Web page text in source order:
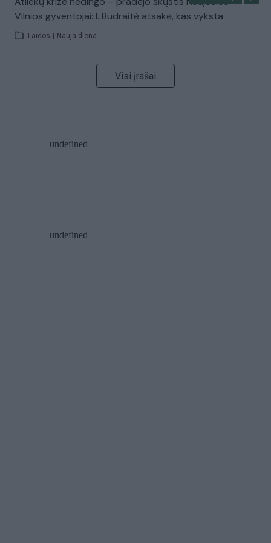
Vilnios gyventojai: I. Budraitė atsakė, kas vyksta
Laidos Nauja diena
Visi įrašai